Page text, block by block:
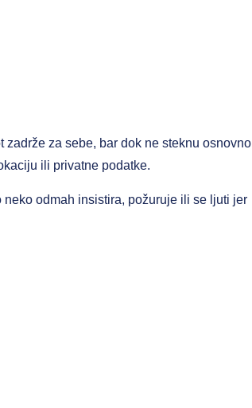
za sebe, bar dok ne steknu osnovno
ili privatne podatke.
odmah insistira, požuruje ili se ljuti jer